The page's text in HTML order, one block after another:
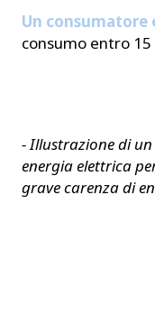
Un
consumo entro
- Illustrazione di
energia elettrica
grave carenza di